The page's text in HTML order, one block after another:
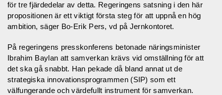
för tre fjärdedelar av detta. Regeringens satsning i den här
propositionen är ett viktigt första steg för att uppnå en hög
ambition, säger Bo-Erik Pers, vd på Jernkontoret.
På regeringens presskonferens betonade näringsminister
Ibrahim Baylan att samverkan krävs vid omställning för att
det ska gå snabbt. Han pekade då bland annat ut de
strategiska innovationsprogrammen (SIP) som ett
välfungerande och värdefullt instrument för samverkan.